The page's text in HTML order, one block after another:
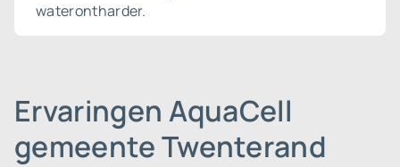
waterontharder.
Ervaringen AquaCell
gemeente Twenterand